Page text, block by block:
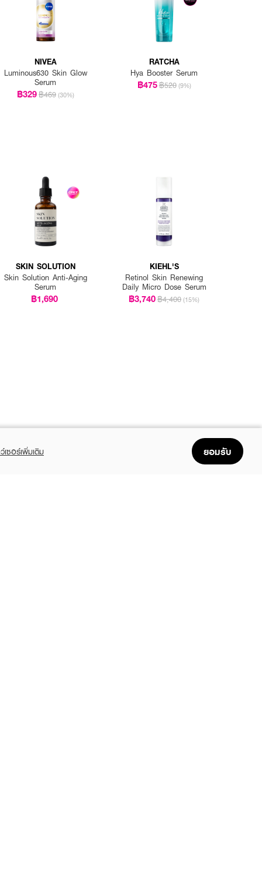
NIVEA
Luminous630 Skin Glow
Serum
฿329฿469 (30%)
RATCHA
Hya Booster Serum
฿475฿520 (9%)
SKIN SOLUTION
Skin Solution Anti-Aging
Serum
฿1,690
KIEHL'S
Retinol Skin Renewing
Daily Micro Dose Serum
฿3,740฿4,400 (15%)
เซอร์เพิ่มเติม ยอมรับ